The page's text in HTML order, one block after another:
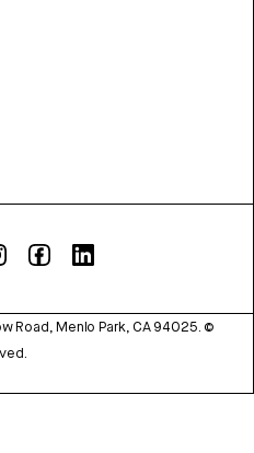
Road, Menlo Park, CA 94025. ©